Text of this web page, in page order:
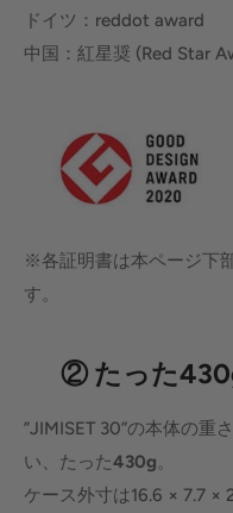
ドイツ：reddot award
中国：紅星奨 (Red Star
※各証明書は本ページ下
す。
② たった
”JIMISET 30”の本体の重
い、たった430g。
ケース外寸は16.6 × 7.7 ×